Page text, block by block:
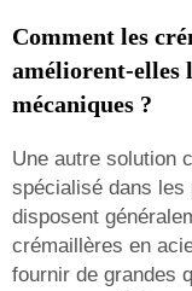
Comment les
améliorent-elles
mécaniques ?
Une autre solution
spécialisé dans les
disposent
crémaillères en
fournir de grandes